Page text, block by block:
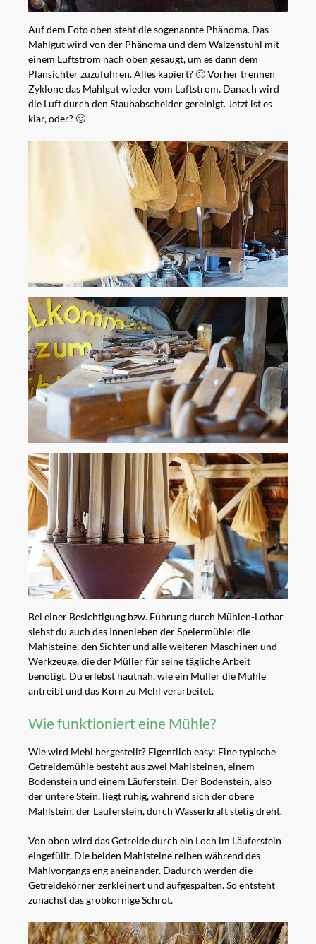
Auf dem Foto oben steht die sogenannte Phänoma. Das
Mahlgut wird von der Phänoma und dem Walzenstuhl mit
einem Luftstrom nach oben gesaugt, um es dann dem
Plansichter zuzuführen. Alles kapiert? 🙂 Vorher trennen
Zyklone das Mahlgut wieder vom Luftstrom. Danach wird
die Luft durch den Staubabscheider gereinigt. Jetzt ist es
klar, oder? 🙂
Bei einer Besichtigung bzw. Führung durch Mühlen-Lothar
siehst du auch das Innenleben der Speiermühle: die
Mahlsteine, den Sichter und alle weiteren Maschinen und
Werkzeuge, die der Müller für seine tägliche Arbeit
benötigt. Du erlebst hautnah, wie ein Müller die Mühle
antreibt und das Korn zu Mehl verarbeitet.
Wie funktioniert eine Mühle?
Wie wird Mehl hergestellt? Eigentlich easy: Eine typische
Getreidemühle besteht aus zwei Mahlsteinen, einem
Bodenstein und einem Läuferstein. Der Bodenstein, also
der untere Stein, liegt ruhig, während sich der obere
Mahlstein, der Läuferstein, durch Wasserkraft stetig dreht.
Von oben wird das Getreide durch ein Loch im Läuferstein
eingefüllt. Die beiden Mahlsteine reiben während des
Mahlvorgangs eng aneinander. Dadurch werden die
Getreidekörner zerkleinert und aufgespalten. So entsteht
zunächst das grobkörnige Schrot.